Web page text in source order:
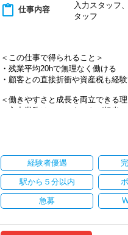
content_paste 仕事内容
入力スタッフ
タッフ
＜この仕事で得られること＞
・残業平均20hで無理なく働ける
・顧客との直接折衝や資産税も経
＜働きやすさと成長を両立できる理
・入力業務はアシスタントが担当
・顧客と直接折衝する機会が豊富
・経験値が自然と積み上がる環境
＜働きやすい環境＞
・有給取得率90％以上
・年間休日125日以上
・男性の育休取得率100％
経験者優遇
駅から５分以内
急募